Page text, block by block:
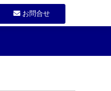
お問合せ